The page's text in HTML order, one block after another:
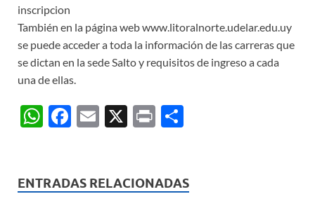
inscripcion
También en la página web www.litoralnorte.udelar.edu.uy
se puede acceder a toda la información de las carreras que
se dictan en la sede Salto y requisitos de ingreso a cada
una de ellas.
W
s
F
b
E
X
P
p
ENTRADAS RELACIONADAS